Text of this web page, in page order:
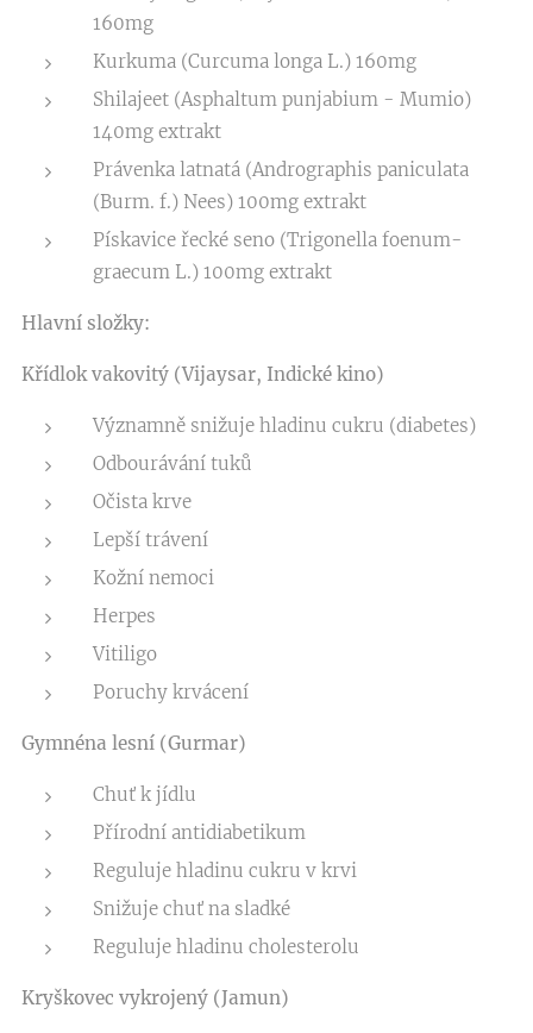
160mg
Kurkuma (Curcuma longa L.) 160mg
Shilajeet (Asphaltum punjabium - Mumio)
140mg extrakt
Právenka latnatá (Andrographis paniculata
(Burm. f.) Nees) 100mg extrakt
Pískavice řecké seno (Trigonella foenum-
graecum L.) 100mg extrakt
Hlavní složky:
Křídlok vakovitý (Vijaysar, Indické kino)
Významně snižuje hladinu cukru (diabetes)
Odbourávání tuků
Očista krve
Lepší trávení
Kožní nemoci
Herpes
Vitiligo
Poruchy krvácení
Gymnéna lesní (Gurmar)
Chuť k jídlu
Přírodní antidiabetikum
Reguluje hladinu cukru v krvi
Snižuje chuť na sladké
Reguluje hladinu cholesterolu
Kryškovec vykrojený (Jamun)